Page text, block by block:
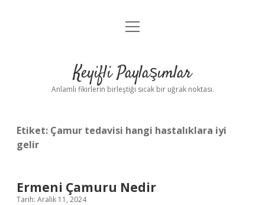
Anasayfa
Yasal Uyarı
menüyü
Keyifli Paylaşımlar
Anlamlı fikirlerin birleştiği sıcak bir uğrak noktası.
Etiket: Çamur tedavisi hangi hastalıklara iyi
gelir
Ermeni Çamuru Nedir
Tarih: Aralık 11, 2024